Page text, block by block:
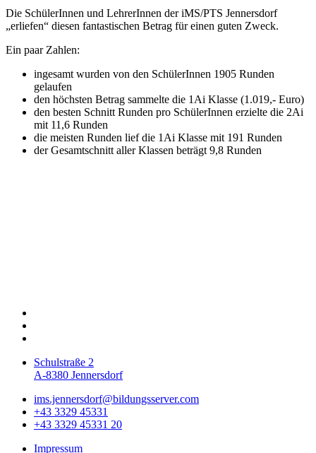
Die SchülerInnen und LehrerInnen der iMS/PTS Jennersdorf
„erliefen“ diesen fantastischen Betrag für einen guten Zweck.
Ein paar Zahlen:
ingesamt wurden von den SchülerInnen 1905 Runden
gelaufen
den höchsten Betrag sammelte die 1Ai Klasse (1.019,- Euro)
den besten Schnitt Runden pro SchülerInnen erzielte die 2Ai
mit 11,6 Runden
die meisten Runden lief die 1Ai Klasse mit 191 Runden
der Gesamtschnitt aller Klassen beträgt 9,8 Runden
Schulstraße 2
A-8380 Jennersdorf
ims.jennersdorf@bildungsserver.com
+43 3329 45331
+43 3329 45331 20
Impressum